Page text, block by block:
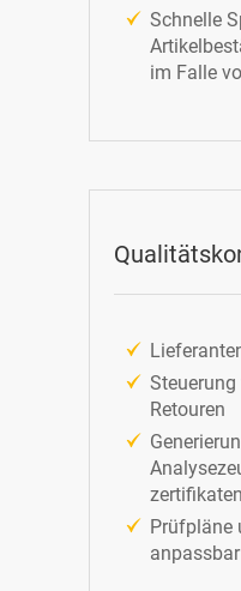
*Ich habe die
akzeptiert.
*Pflichtfelder
Schnelle
im Falle
Retouren
zertifikaten
Prüfpläne
anpassbar